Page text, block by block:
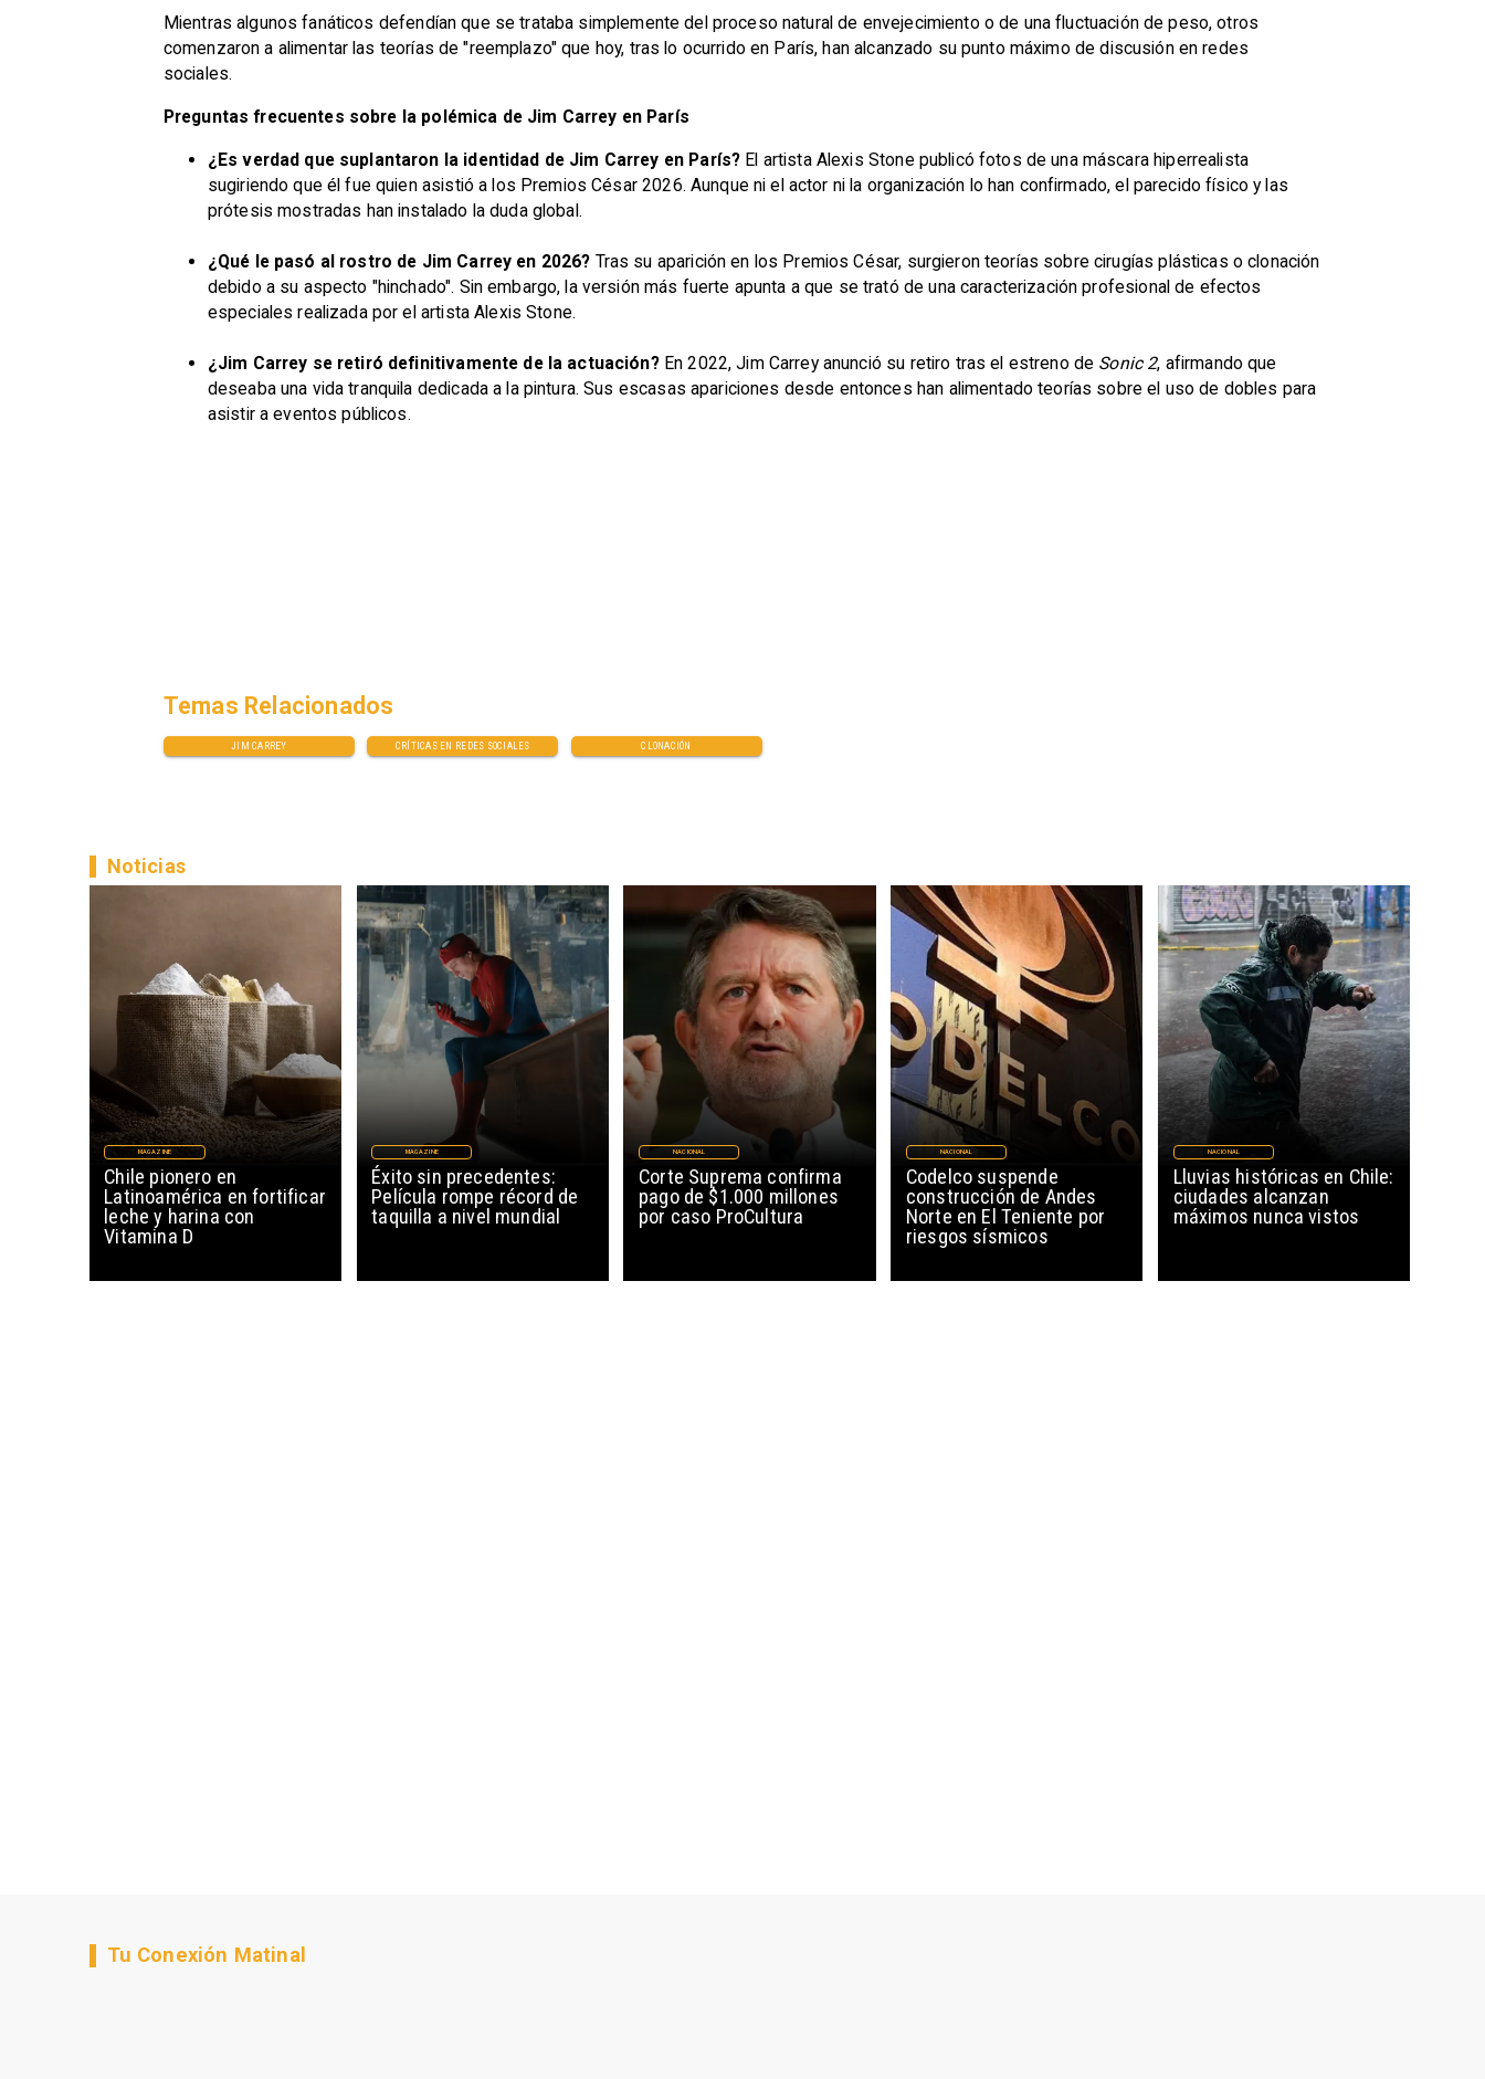
Mientras algunos fanáticos defendían que se trataba simplemente del proceso natural de envejecimiento o de una fluctuación de peso, otros
comenzaron a alimentar las teorías de "reemplazo" que hoy, tras lo ocurrido en París, han alcanzado su punto máximo de discusión en redes
sociales.
Preguntas frecuentes sobre la polémica de Jim Carrey en París
¿Es verdad que suplantaron la identidad de Jim Carrey en París? El artista Alexis Stone publicó fotos de una máscara hiperrealista
sugiriendo que él fue quien asistió a los Premios César 2026. Aunque ni el actor ni la organización lo han confirmado, el parecido físico y las
prótesis mostradas han instalado la duda global.
¿Qué le pasó al rostro de Jim Carrey en 2026? Tras su aparición en los Premios César, surgieron teorías sobre cirugías plásticas o clonación
debido a su aspecto "hinchado". Sin embargo, la versión más fuerte apunta a que se trató de una caracterización profesional de efectos
especiales realizada por el artista Alexis Stone.
¿Jim Carrey se retiró definitivamente de la actuación?En 2022, Jim Carrey anunció su retiro tras el estreno de Sonic 2, afirmando que
deseaba una vida tranquila dedicada a la pintura. Sus escasas apariciones desde entonces han alimentado teorías sobre el uso de dobles para
asistir a eventos públicos.
JIM CARREY CRÍTICAS EN REDES SOCIALES CLONACIÓN
Temas Relacionados
Chile pionero en
Latinoamérica en fortificar
leche y harina con
Vitamina D
MAGAZINE
Noticias
Éxito sin precedentes:
Película rompe récord de
taquilla a nivel mundial
MAGAZINE
Corte Suprema confirma
pago de $1.000 millones
por caso ProCultura
NACIONAL
Codelco suspende
construcción de Andes
Norte en El Teniente por
riesgos sísmicos
NACIONAL
Lluvias históricas en Chile:
ciudades alcanzan
máximos nunca vistos
NACIONAL
Tu Conexión Matinal